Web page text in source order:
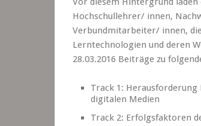
Hochschullehrer/ innen,
Verbundmitarbeiter/ innen,
Lerntechnologien und deren
28.03.2016 Beiträge zu
Track 1:
digitalen Medien
Track 2: Erfolgsfaktoren